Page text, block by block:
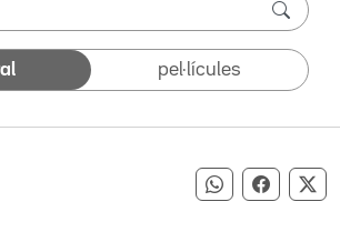
pel·lícules
Compartir